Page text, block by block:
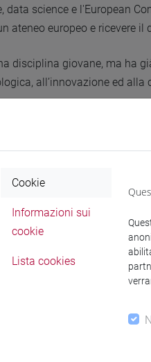
data science e l'European
ateneo europeo e ricevere
disciplina giovane, ma ha
all’innovazione ed
di una vera e propria
giorni, basti pensare ai
altro ancora. Questa
, dato che ogni buon
e di problem
tecnologie, rendendo
ed ambita. In effetti le
che ha un
del corso di laurea in
Cookie
Informazioni sui
cookie
Lista cookies